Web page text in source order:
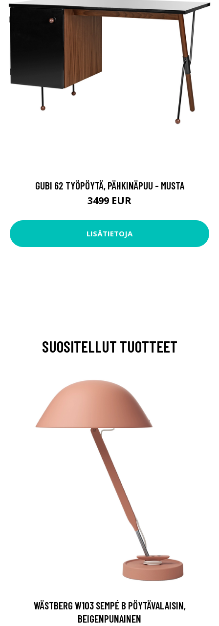
GUBI 62 TYÖPÖYTÄ, PÄHKINÄPUU - MUSTA
3499 EUR
LISÄTIETOJA
SUOSITELLUT TUOTTEET
WÄSTBERG W103 SEMPÉ B PÖYTÄVALAISIN,
BEIGENPUNAINEN